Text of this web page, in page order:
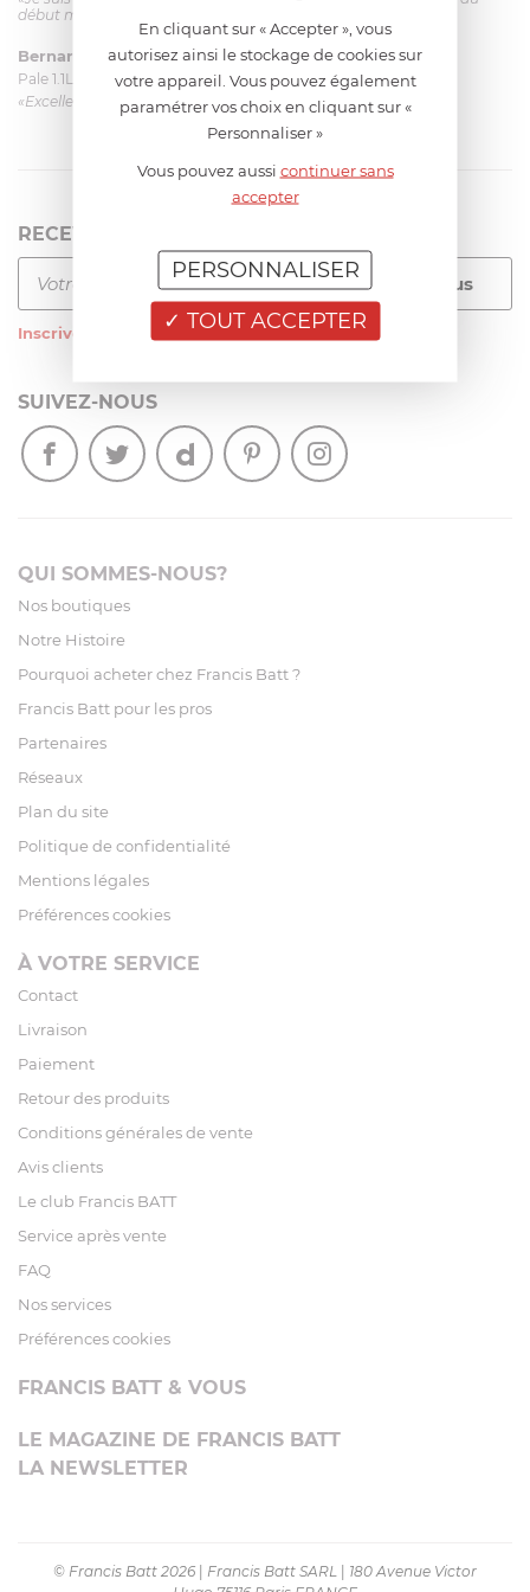
début mais ça le fait. La livraison a été très rapide. ...»
Bernard le 23/06/2026 à 09:43
Pale 1.1L pour Glacier Magimix 11031/121/123/124
«Excellent: produit et livraison»
RECEVEZ LA NEWSLETTER
Inscrivez-vous à notre newsletter
SUIVEZ-NOUS
QUI SOMMES-NOUS?
Nos boutiques
Notre Histoire
Pourquoi acheter chez Francis Batt ?
Francis Batt pour les pros
Partenaires
Réseaux
Plan du site
Politique de confidentialité
Mentions légales
Préférences cookies
À VOTRE SERVICE
Contact
Livraison
Paiement
Retour des produits
Conditions générales de vente
Avis clients
Le club Francis BATT
Service après vente
FAQ
Nos services
Préférences cookies
FRANCIS BATT & VOUS
LE MAGAZINE DE FRANCIS BATT
LA NEWSLETTER
© Francis Batt 2026 Francis Batt SARL
180 Avenue Victor
En cliquant sur « Accepter », vous
autorisez ainsi le stockage de cookies sur
votre appareil. Vous pouvez également
paramétrer vos choix en cliquant sur «
Personnaliser »
Vous pouvez aussi continuer sans
accepter
TOUT ACCEPTER
PERSONNALISER